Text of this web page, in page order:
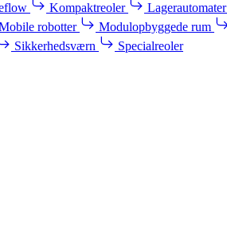
Kompaktreoler Lagerautomater
robotter
Modulopbyggede rum
Sikkerhedsværn
Specialreoler